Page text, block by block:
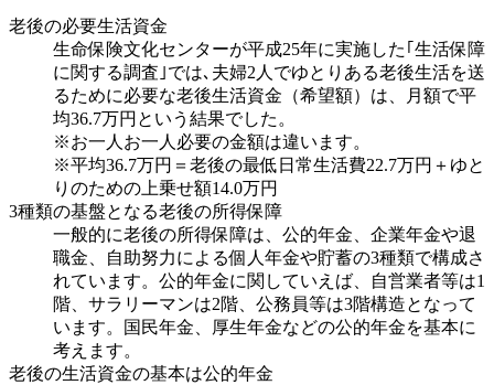
老後の必要生活資金
生命保険文化センターが平成25年に実施した｢生活保障
に関する調査｣では､夫婦2人でゆとりある老後生活を送
るために必要な老後生活資金（希望額）は、月額で平
均36.7万円という結果でした。
※お一人お一人必要の金額は違います。
※平均36.7万円＝老後の最低日常生活費22.7万円＋ゆと
りのための上乗せ額14.0万円
3種類の基盤となる老後の所得保障
一般的に老後の所得保障は、公的年金、企業年金や退
職金、自助努力による個人年金や貯蓄の3種類で構成さ
れています。公的年金に関していえば、自営業者等は1
階、サラリーマンは2階、公務員等は3階構造となって
います。国民年金、厚生年金などの公的年金を基本に
考えます。
老後の生活資金の基本は公的年金